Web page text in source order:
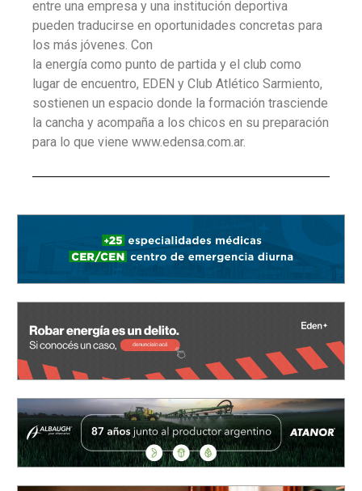
entre una empresa y una institución deportiva
pueden traducirse en oportunidades concretas para
los más jóvenes. Con
la energía como punto de partida y el club como
lugar de encuentro, EDEN y Club Atlético Sarmiento,
sostienen un espacio donde la formación trasciende
la cancha y acompaña a los chicos en su preparación
para lo que viene www.edensa.com.ar.